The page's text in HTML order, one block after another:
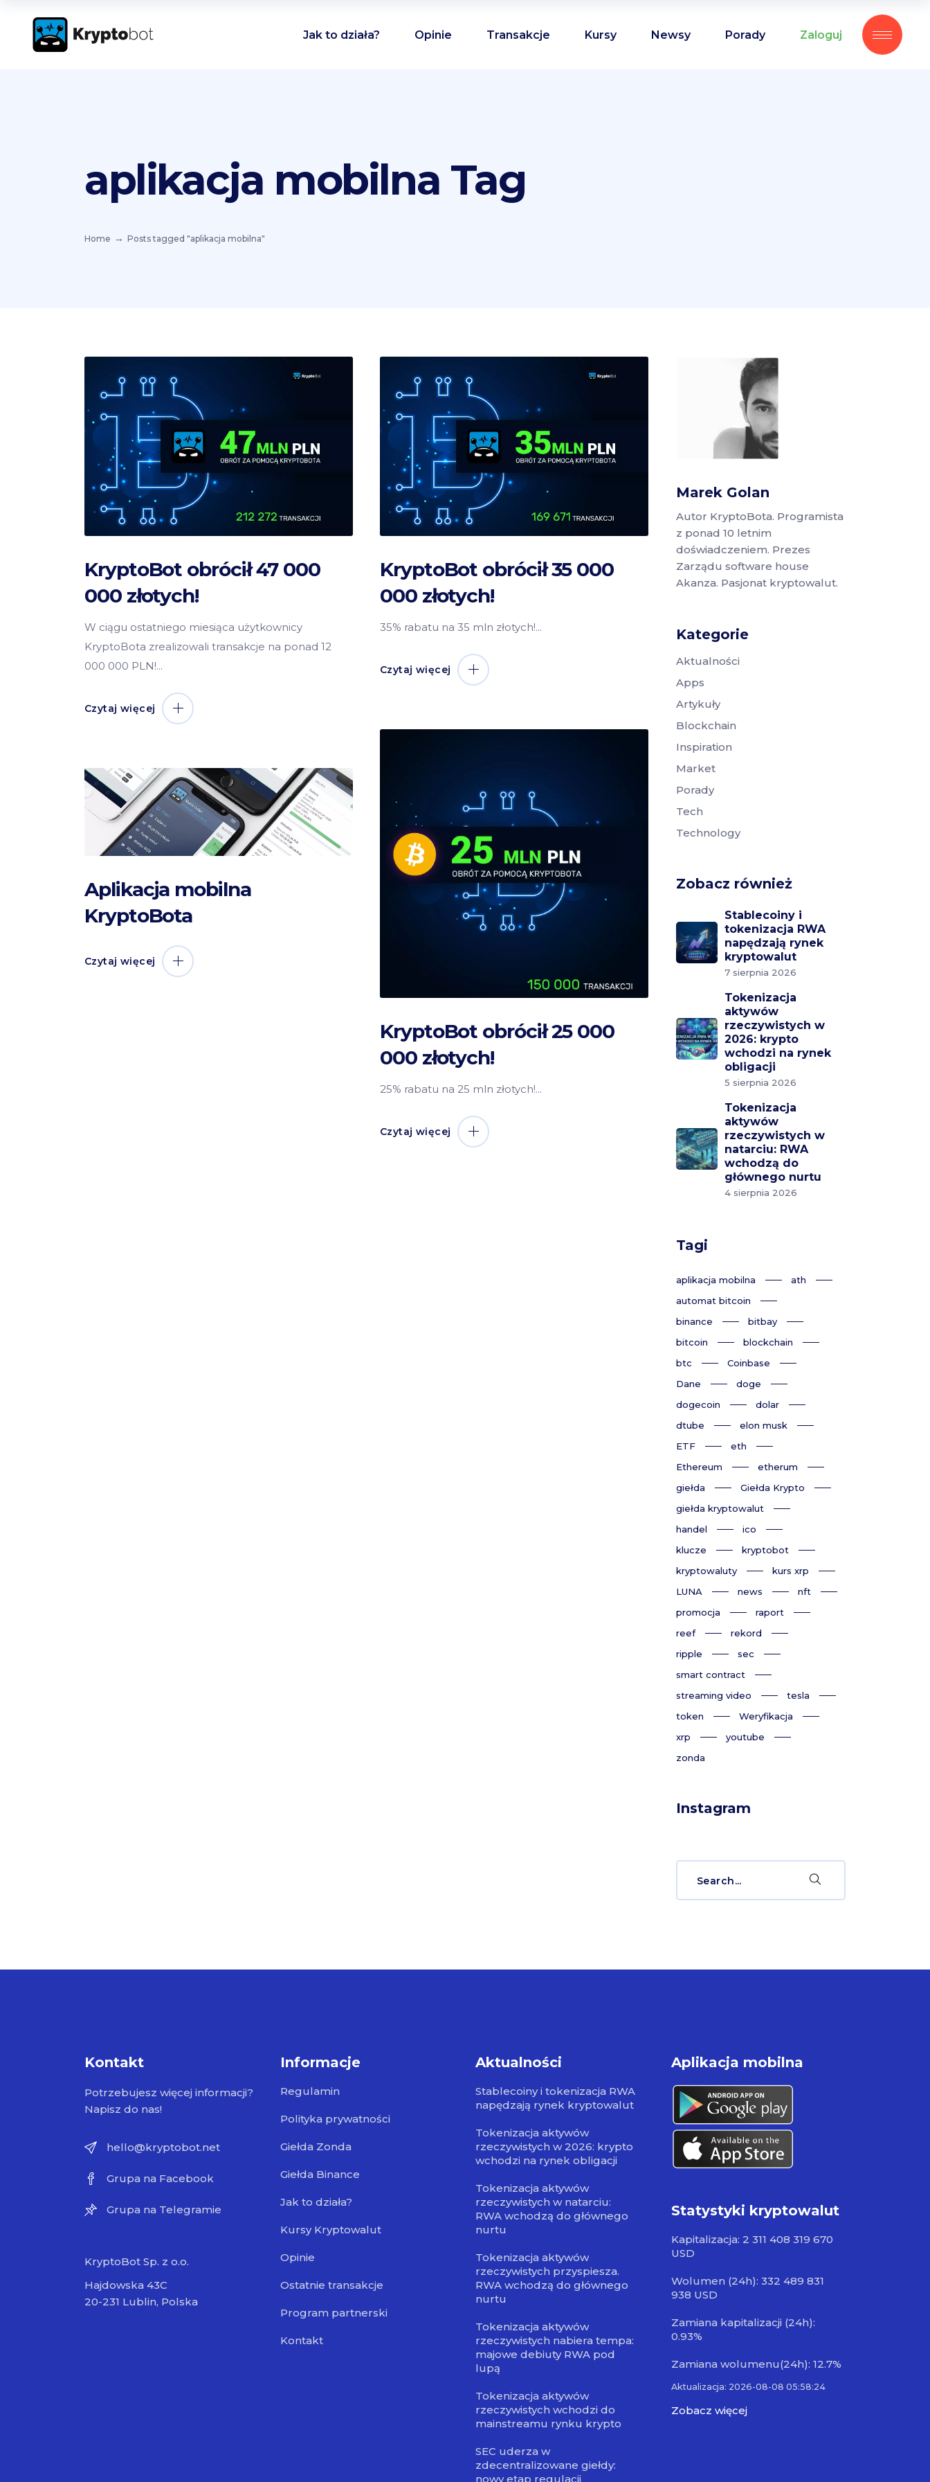
Jak to działa? Opinie Transakcje Kursy Newsy Porady Zaloguj
aplikacja mobilna Tag
Home Posts tagged "aplikacja mobilna"
KryptoBot obrócił 47 000
000 złotych!
W ciągu ostatniego miesiąca użytkownicy
KryptoBota zrealizowali transakcje na ponad 12
000 000 PLN!
Czytaj więcej
KryptoBot obrócił 35 000
000 złotych!
35% rabatu na 35 mln złotych!
Czytaj więcej
KryptoBot obrócił 25 000
000 złotych!
25% rabatu na 25 mln złotych!
Czytaj więcej
Aplikacja mobilna
KryptoBota
Czytaj więcej
Marek Golan
Autor KryptoBota. Programista
z ponad 10 letnim
doświadczeniem. Prezes
Zarządu software house
Akanza. Pasjonat kryptowalut.
Kategorie
Aktualności
Apps
Artykuły
Blockchain
Inspiration
Market
Porady
Tech
Technology
Zobacz również
Stablecoiny i
tokenizacja RWA
napędzają rynek
kryptowalut
7 sierpnia 2026
Tokenizacja
aktywów
rzeczywistych w
2026: krypto
wchodzi na rynek
obligacji
5 sierpnia 2026
Tokenizacja
aktywów
rzeczywistych w
natarciu: RWA
wchodzą do
głównego nurtu
4 sierpnia 2026
Tagi
aplikacja mobilna
ath
automat bitcoin
binance
bitbay
bitcoin
blockchain
btc
Coinbase
Dane
doge
dogecoin
dolar
dtube
elon musk
ETF
eth
Ethereum
etherum
giełda
Giełda Krypto
giełda kryptowalut
handel
ico
klucze
kryptobot
kryptowaluty
kurs xrp
LUNA
news
nft
promocja
raport
reef
rekord
ripple
sec
smart contract
streaming video
tesla
token
Weryfikacja
xrp
youtube
zonda
Instagram
Kontakt
Potrzebujesz więcej informacji?
Napisz do nas!
hello@kryptobot.net
Grupa na Facebook
Grupa na Telegramie
KryptoBot Sp. z o.o.
Hajdowska 43C
20-231 Lublin, Polska
Informacje
Regulamin
Polityka prywatności
Giełda Zonda
Giełda Binance
Jak to działa?
Kursy Kryptowalut
Opinie
Ostatnie transakcje
Program partnerski
Kontakt
Aktualności
Stablecoiny i tokenizacja RWA
napędzają rynek kryptowalut
Tokenizacja aktywów
rzeczywistych w 2026: krypto
wchodzi na rynek obligacji
Tokenizacja aktywów
rzeczywistych w natarciu:
RWA wchodzą do głównego
nurtu
Tokenizacja aktywów
rzeczywistych przyspiesza.
RWA wchodzą do głównego
nurtu
Tokenizacja aktywów
rzeczywistych nabiera tempa:
majowe debiuty RWA pod
lupą
Tokenizacja aktywów
rzeczywistych wchodzi do
mainstreamu rynku krypto
SEC uderza w
zdecentralizowane giełdy:
nowy etap regulacji
Aplikacja mobilna
Statystyki kryptowalut
Kapitalizacja: 2 311 408 319 670
USD
Wolumen (24h): 332 489 831
938 USD
Zamiana kapitalizacji (24h):
0.93%
Zamiana wolumenu(24h): 12.7%
Aktualizacja: 2026-08-08 05:58:24
Zobacz więcej